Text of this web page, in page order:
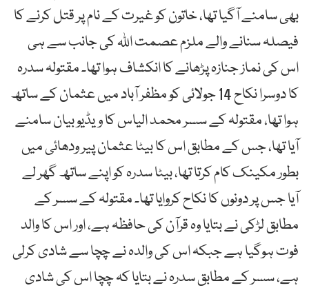
بھی سامنے آگیا تھا، خاتون کو غیرت کے نام پر قتل کرنے کا
فیصلہ سنانے والے ملزم عصمت اللہ کی جانب سے ہی
اس کی نماز جنازہ پڑھانے کا انکشاف ہوا تھا۔ مقتولہ سدرہ
کا دوسرا نکاح 14 جولائی کو مظفر آباد میں عثمان کے ساتھ
ہوا تھا، مقتولہ کے سسر محمد الیاس کا ویڈیو بیان سامنے
آیا تھا، جس کے مطابق اس کا بیٹا عثمان پیر ودھائی میں
بطور مکینک کام کرتا تھا، بیٹا سدرہ کو اپنے ساتھ گھر لے
آیا جس پر دونوں کا نکاح کروایا تھا۔ مقتولہ کے سسر کے
مطابق لڑکی نے بتایا وہ قرآن کی حافظہ ہے، اور اس کا والد
فوت ہوگیا ہے جبکہ اس کی والدہ نے چچا سے شادی کرلی
ہے، سسر کے مطابق سدرہ نے بتایا کہ چچا اس کی شادی